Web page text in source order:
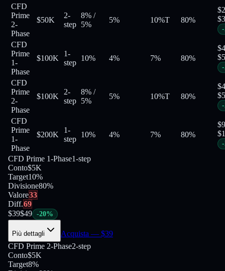
CFD
Prime
2-
Phase
$50K
2-
step
8% /
5%
5% 10%T 80%
$
$
-
CFD
Prime
1-
Phase
$100K
1-
step
10% 4% 7% 80%
$
$
-
CFD
Prime
2-
Phase
$100K
2-
step
8% /
5%
5% 10%T 80%
$
$
-
CFD
Prime
1-
Phase
$200K
1-
step
10% 4% 7% 80%
$
$
-
CFD Prime 1-Phase1-step
Conto$5K
Target10%
Divisione80%
Valore33
Diff.69
$39$49 -20%
Più dettagli Acquista — $39
CFD Prime 2-Phase2-step
Conto$5K
Target8%